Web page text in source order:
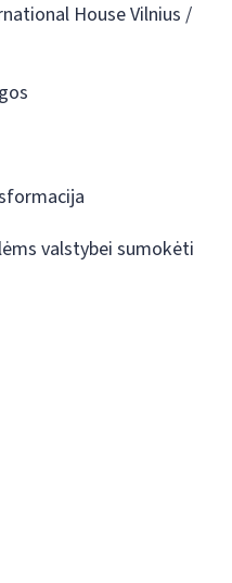
House Vilnius /
valstybei sumokėti